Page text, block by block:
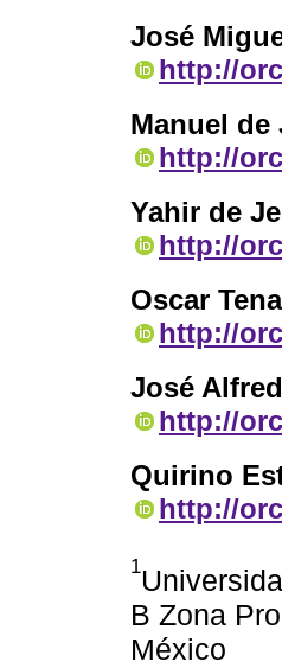
José
http://
Manuel de
http://
Yahir de
http://
Oscar
http://
José
http://
Quirino
http://
1
B Zona
México